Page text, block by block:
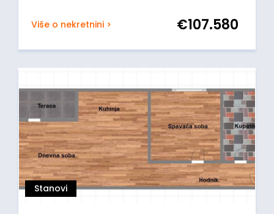
Više o nekretnini > €107.580
Stanovi